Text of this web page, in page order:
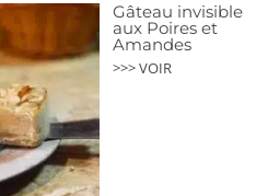
Gâteau invisible
aux Poires et
Amandes
>>> VOIR